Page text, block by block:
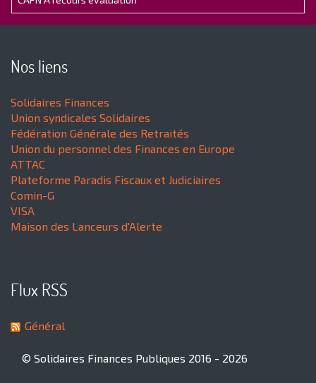
Nos liens
Solidaires Finances
Union syndicales Solidaires
Fédération Générale des Retraités
Union du personnel des Finances en Europe
ATTAC
Plateforme Paradis Fiscaux et Judiciaires
Comin-G
VISA
Maison des Lanceurs d'Alerte
Flux RSS
Général
© Solidaires Finances Publiques 2016 - 2026